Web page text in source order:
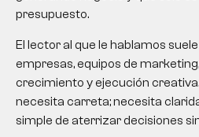
presupuesto.
El lector al que le hablamos
empresas, equipos de
crecimiento y ejecución
necesita carreta; necesita
simple de aterrizar decisiones